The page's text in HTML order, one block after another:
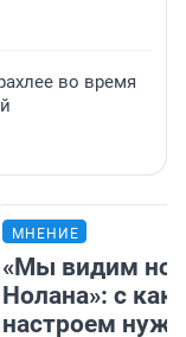
во время
МНЕНИЕ
«Мы видим
Нолана»: с
настроем